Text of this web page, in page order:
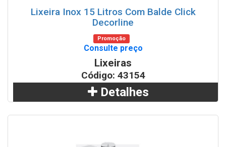
Lixeira Inox 15 Litros Com Balde Click
Decorline
Promoção
Consulte preço
Lixeiras
Código: 43154
Detalhes
Adicionar